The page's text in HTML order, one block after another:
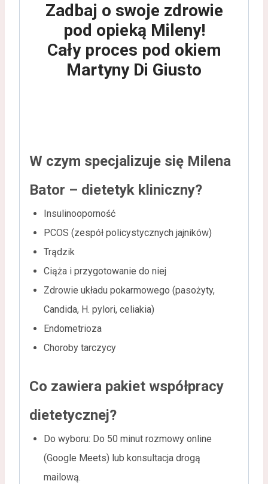
Zadbaj o swoje zdrowie
pod opieką Mileny!
Cały proces pod okiem
Martyny Di Giusto
W czym specjalizuje się Milena
Bator – dietetyk kliniczny?
Insulinooporność
PCOS (zespół policystycznych jajników)
Trądzik
Ciąża i przygotowanie do niej
Zdrowie układu pokarmowego (pasożyty,
Candida, H. pylori, celiakia)
Endometrioza
Choroby tarczycy
Co zawiera pakiet współpracy
dietetycznej?
Do wyboru: Do 50 minut rozmowy online
(Google Meets) lub konsultacja drogą
mailową.